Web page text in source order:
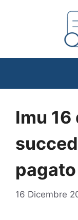
Imu
pagato
16 Dicembre